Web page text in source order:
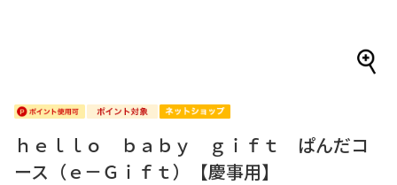
ｈｅｌｌｏ ｂａｂｙ ｇｉｆｔ ぱんだコ
ース（ｅ－Ｇｉｆｔ）【慶事用】